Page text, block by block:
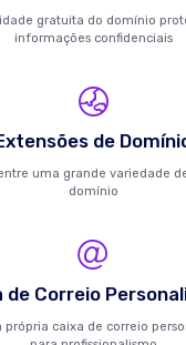
gratuita do domínio
informações confidenciais
de
uma grande variedade
domínio
de Correio
própria caixa de correio